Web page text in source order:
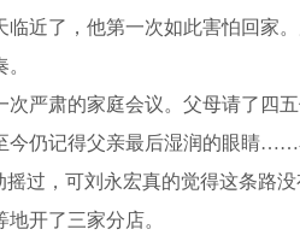
近了，他第一次如此害怕回家
肃的家庭会议。父母请了四
今仍记得父亲最后湿润的眼睛
过，可刘永宏真的觉得这条路
开了三家分店。